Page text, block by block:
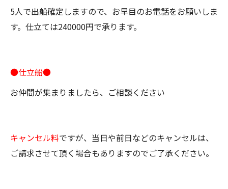
5人で出船確定しますので、お早目のお電話をお願いしま
す。仕立ては240000円で承ります。
●仕立船●
お仲間が集まりましたら、ご相談ください
キャンセル料ですが、当日や前日などのキャンセルは、
ご請求させて頂く場合もありますのでご了承ください。